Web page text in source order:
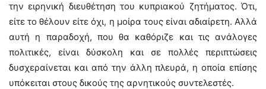
την ειρηνική διευθέτηση του κυπριακού ζητήματος. Ότι,
είτε το θέλουν είτε όχι, η μοίρα τους είναι αδιαίρετη. Αλλά
αυτή η παραδοχή, που θα καθόριζε και τις ανάλογες
πολιτικές, είναι δύσκολη και σε πολλές περιπτώσεις
δυσχεραίνεται και από την άλλη πλευρά, η οποία επίσης
υπόκειται στους δικούς της αρνητικούς συντελεστές.